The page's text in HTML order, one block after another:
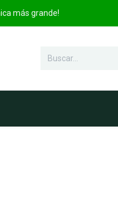
más grande!